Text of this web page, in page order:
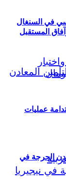
في السنغال
الحرجة في
المستقبل
استدامة عمليات